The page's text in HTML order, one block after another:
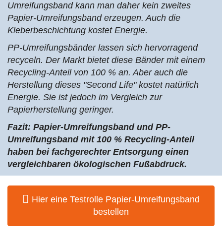
Umreifungsband kann man daher kein zweites
Papier-Umreifungsband erzeugen. Auch die
Kleberbeschichtung kostet Energie.
PP-Umreifungsbänder lassen sich hervorragend
recyceln. Der Markt bietet diese Bänder mit einem
Recycling-Anteil von 100 % an. Aber auch die
Herstellung dieses "Second Life" kostet natürlich
Energie. Sie ist jedoch im Vergleich zur
Papierherstellung geringer.
Fazit: Papier-Umreifungsband und PP-
Umreifungsband mit 100 % Recycling-Anteil
haben bei fachgerechter Entsorgung einen
vergleichbaren ökologischen Fußabdruck.
Hier eine Testrolle Papier-Umreifungsband
bestellen